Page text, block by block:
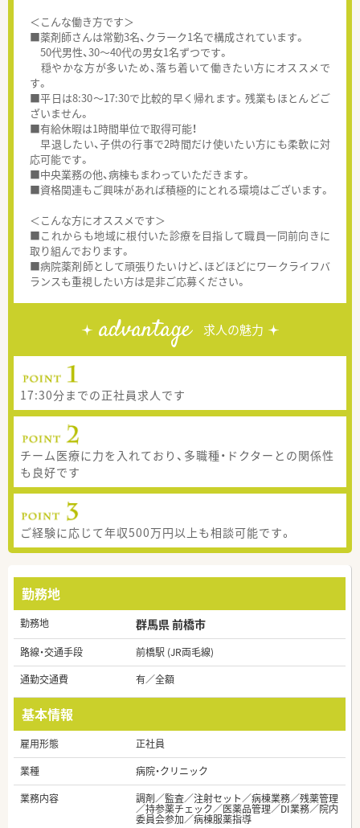
＜こんな働き方です＞
■薬剤師さんは常勤3名、クラーク1名で構成されています。
50代男性、30～40代の男女1名ずつです。
穏やかな方が多いため、落ち着いて働きたい方にオススメで
す。
■平日は8:30～17:30で比較的早く帰れます。残業もほとんどご
ざいません。
■有給休暇は1時間単位で取得可能！
早退したい、子供の行事で2時間だけ使いたい方にも柔軟に対
応可能です。
■中央業務の他、病棟もまわっていただきます。
■資格関連もご興味があれば積極的にとれる環境はございます。
＜こんな方にオススメです＞
■これからも地域に根付いた診療を目指して職員一同前向きに
取り組んでおります。
■病院薬剤師として頑張りたいけど、ほどほどにワークライフバ
ランスも重視したい方は是非ご応募ください。
advantage 求人の魅力
17:30分までの正社員求人です
チーム医療に力を入れており、多職種・ドクターとの関係性
も良好です
ご経験に応じて年収500万円以上も相談可能です。
勤務地
勤務地 群馬県 前橋市
路線・交通手段
前橋駅 (JR両毛線)
通勤交通費
有／全額
基本情報
雇用形態
正社員
業種
病院・クリニック
業務内容
調剤／監査／注射セット／病棟業務／残薬管理
／持参薬チェック／医薬品管理／DI業務／院内
委員会参加／病棟服薬指導